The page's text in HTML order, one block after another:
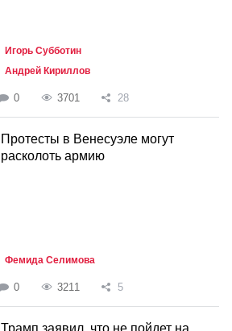
Игорь Субботин
Андрей Кириллов
0 3701 28
Протесты в Венесуэле могут
расколоть армию
Фемида Селимова
0 3211 5
Трамп заявил, что не пойдет на